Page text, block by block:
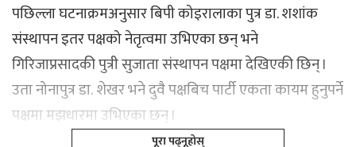
पछिल्ला घटनाक्रमअनुसार बिपी कोइरालाका पुत्र डा. शशांक
संस्थापन इतर पक्षको नेतृत्वमा उभिएका छन् भने
गिरिजाप्रसादकी पुत्री सुजाता संस्थापन पक्षमा देखिएकी छिन् ।
उता नोनापुत्र डा. शेखर भने दुवै पक्षबिच पार्टी एकता कायम हुनुपर्ने
पक्षमा मझधारमा उभिएका छन् ।
पूरा पढ्नूहोस्